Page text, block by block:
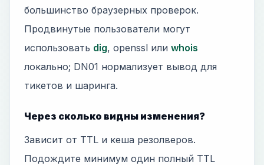
большинство браузерных проверок.
Продвинутые пользователи могут
использовать dig, openssl или whois
локально; DN01 нормализует вывод для
тикетов и шаринга.
Через сколько видны изменения?
Зависит от TTL и кеша резолверов.
Подождите минимум один полный TTL